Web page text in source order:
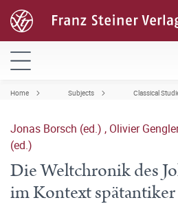
Home Subjects Classical
Jonas Borsch (ed.) , Olivier
(ed.)
Die Weltchronik des
im Kontext